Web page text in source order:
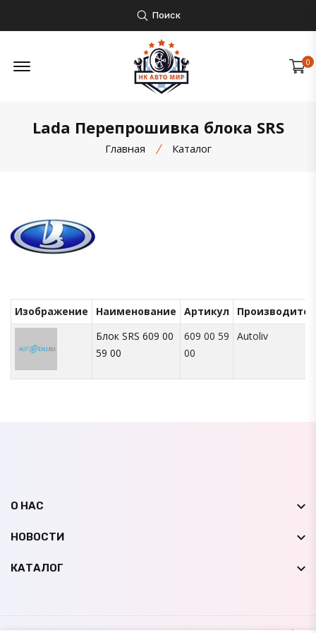
Поиск
Открыть боковое меню 0
Lada Перепрошивка блока SRS
Главная Каталог
Изображение Наименование Артикул
Блок SRS 609 00
59 00
609 00 59
00
Autoliv
О НАС
НОВОСТИ
КАТАЛОГ